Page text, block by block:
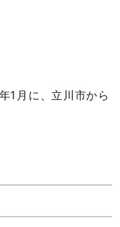
1月に、立川市から